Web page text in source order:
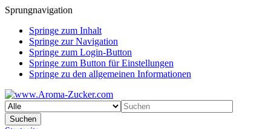
Sprungnavigation
Springe zum Inhalt
Springe zur Navigation
Springe zum Login-Button
Springe zum Button für Einstellungen
Springe zu den allgemeinen Informationen
Suchen